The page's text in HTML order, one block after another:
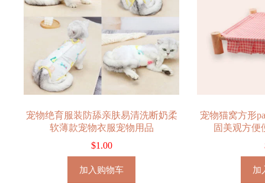
宠物绝育服装防舔亲肤易清洗断奶柔
软薄款宠物衣服宠物用品
$1.00
加入购物车
宠物猫窝方形
固美观方便
加